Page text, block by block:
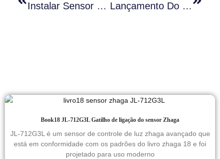
Instalar Sensor Fotocélula Na Luminária Lançamento Do Produto “Zhaga” LONG-JOIN Zhaga Socket
Book18 JL-712G3L Gatilho de ligação do sensor Zhaga
JL-712G3L é um sensor de controle de luz zhaga avançado que
está em conformidade com os padrões do livro zhaga 18 e foi
projetado para uso moderno